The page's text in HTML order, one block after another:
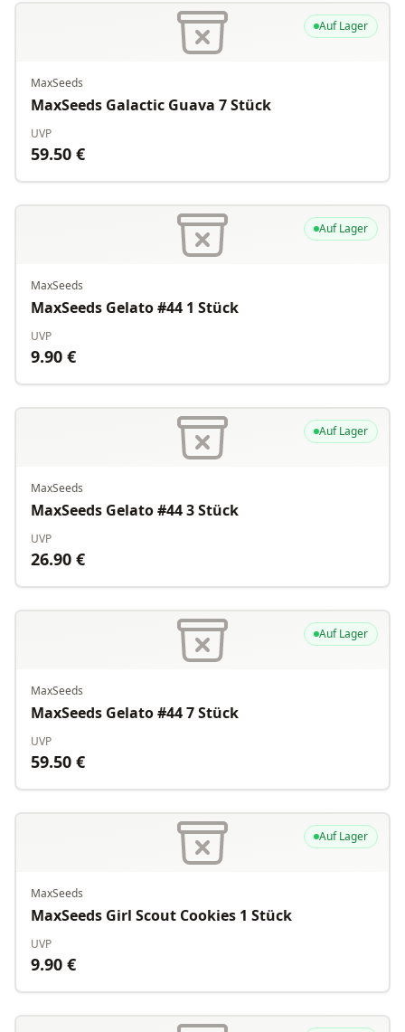
Auf Lager
MaxSeeds
MaxSeeds Galactic Guava 7 Stück
UVP
59.50 €
Auf Lager
MaxSeeds
MaxSeeds Gelato #44 1 Stück
UVP
9.90 €
Auf Lager
MaxSeeds
MaxSeeds Gelato #44 3 Stück
UVP
26.90 €
Auf Lager
MaxSeeds
MaxSeeds Gelato #44 7 Stück
UVP
59.50 €
Auf Lager
MaxSeeds
MaxSeeds Girl Scout Cookies 1 Stück
UVP
9.90 €